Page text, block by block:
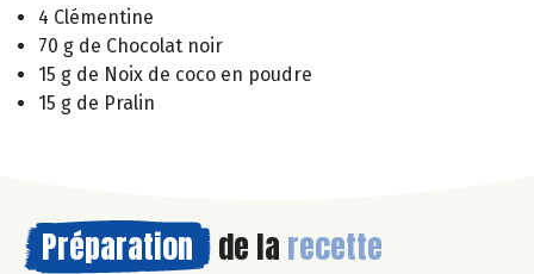
4 Clémentine
70 g de Chocolat noir
15 g de Noix de coco en poudre
15 g de Pralin
Préparation de la recette